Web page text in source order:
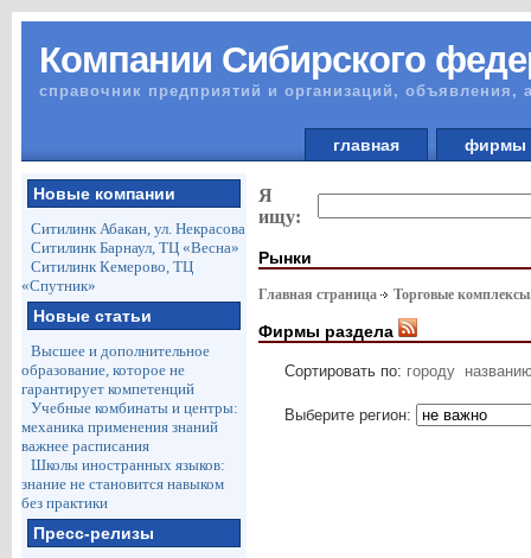
Компании Сибирского
справочник предприятий и организаций, объявления,
главная
Новые компании
Ситилинк Абакан, ул. Некрасова
Ситилинк Барнаул, ТЦ «Весна»
Ситилинк Кемерово, ТЦ
«Спутник»
Новые статьи
Высшее и дополнительное
образование, которое не
гарантирует компетенций
Учебные комбинаты и центры:
механика применения знаний
важнее расписания
Школы иностранных языков:
знание не становится навыком
без практики
Пресс-релизы
Я
ищу:
Рынки
Главная страница Торговые
Фирмы раздела
Сортировать по: городу
Выберите регион: